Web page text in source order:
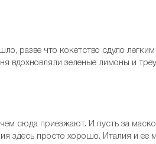
разве что кокетство сдуло
вдохновляли зеленые лимоны и
сюда приезжают. И пусть за
здесь просто хорошо. Италия и ее